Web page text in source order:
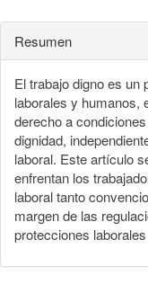
Resumen
El trabajo digno es un
laborales y humanos,
derecho a
dignidad,
laboral. Este artículo
enfrentan los
laboral tanto
margen de las
protecciones